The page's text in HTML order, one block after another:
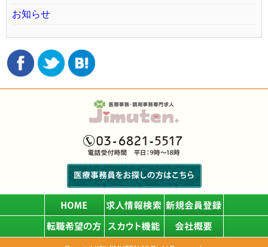
お知らせ